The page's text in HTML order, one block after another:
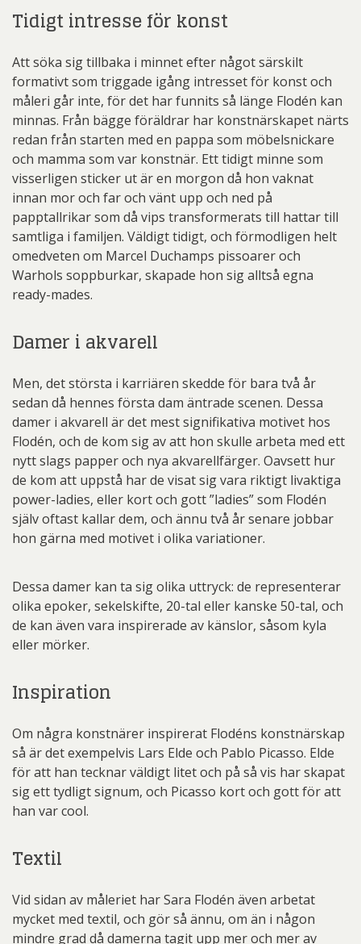
Tidigt intresse för konst
Att söka sig tillbaka i minnet efter något särskilt
formativt som triggade igång intresset för konst och
måleri går inte, för det har funnits så länge Flodén kan
minnas. Från bägge föräldrar har konstnärskapet närts
redan från starten med en pappa som möbelsnickare
och mamma som var konstnär. Ett tidigt minne som
visserligen sticker ut är en morgon då hon vaknat
innan mor och far och vänt upp och ned på
papptallrikar som då vips transformerats till hattar till
samtliga i familjen. Väldigt tidigt, och förmodligen helt
omedveten om Marcel Duchamps pissoarer och
Warhols soppburkar, skapade hon sig alltså egna
ready-mades.
Damer i akvarell
Men, det största i karriären skedde för bara två år
sedan då hennes första dam äntrade scenen. Dessa
damer i akvarell är det mest signifikativa motivet hos
Flodén, och de kom sig av att hon skulle arbeta med ett
nytt slags papper och nya akvarellfärger. Oavsett hur
de kom att uppstå har de visat sig vara riktigt livaktiga
power-ladies, eller kort och gott ”ladies” som Flodén
själv oftast kallar dem, och ännu två år senare jobbar
hon gärna med motivet i olika variationer.
Dessa damer kan ta sig olika uttryck: de representerar
olika epoker, sekelskifte, 20-tal eller kanske 50-tal, och
de kan även vara inspirerade av känslor, såsom kyla
eller mörker.
Inspiration
Om några konstnärer inspirerat Flodéns konstnärskap
så är det exempelvis Lars Elde och Pablo Picasso. Elde
för att han tecknar väldigt litet och på så vis har skapat
sig ett tydligt signum, och Picasso kort och gott för att
han var cool.
Textil
Vid sidan av måleriet har Sara Flodén även arbetat
mycket med textil, och gör så ännu, om än i någon
mindre grad då damerna tagit upp mer och mer av